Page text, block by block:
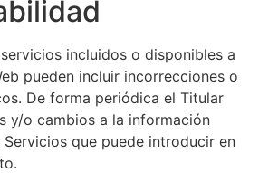
incluidos o disponibles a
pueden incluir incorrecciones o
De forma periódica el Titular
y/o cambios a la información
que puede introducir en